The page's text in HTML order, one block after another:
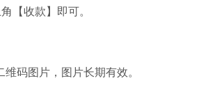
【收款】即可。
码图片，图片长期有效。